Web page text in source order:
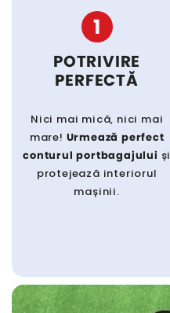
1
POTRIVIRE
PERFECTĂ
Nici mai mică, nici mai
mare! Urmează perfect
conturul portbagajului și
protejează interiorul
mașinii.